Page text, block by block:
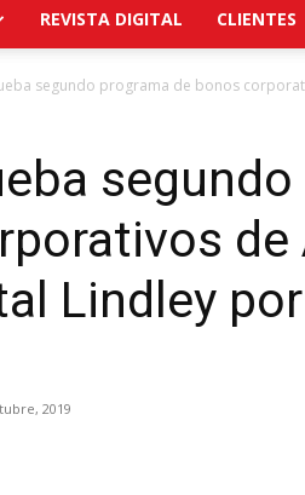
REVISTA DIGITAL CLIENTES
segundo programa de bonos
de
Lindley
2019